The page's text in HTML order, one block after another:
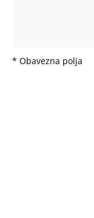
* Obavezna polja